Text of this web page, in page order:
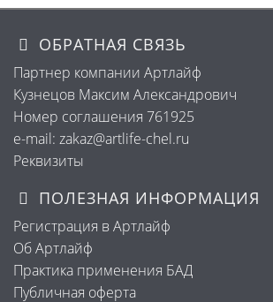
ОБРАТНАЯ СВЯЗЬ
Партнер компании Артлайф
Кузнецов Максим Александрович
Номер соглашения 761925
e-mail: zakaz@artlife-chel.ru
Реквизиты
ПОЛЕЗНАЯ ИНФОРМАЦИЯ
Регистрация в Артлайф
Об Артлайф
Практика применения БАД
Публичная оферта